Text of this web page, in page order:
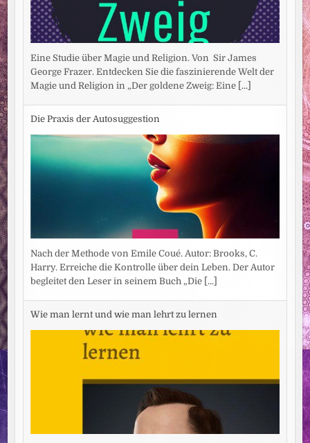
Eine Studie über Magie und Religion. Von Sir James
George Frazer. Entdecken Sie die faszinierende Welt der
Magie und Religion in „Der goldene Zweig: Eine [...]
Die Praxis der Autosuggestion
Nach der Methode von Emile Coué. Autor: Brooks, C.
Harry. Erreiche die Kontrolle über dein Leben. Der Autor
begleitet den Leser in seinem Buch „Die [...]
Wie man lernt und wie man lehrt zu lernen